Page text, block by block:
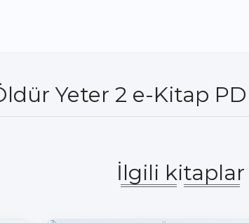
Yeter 2 e-Kitap
İlgili kitaplar